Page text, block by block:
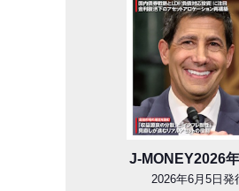
J-MONEY2026
2026年6月5日発